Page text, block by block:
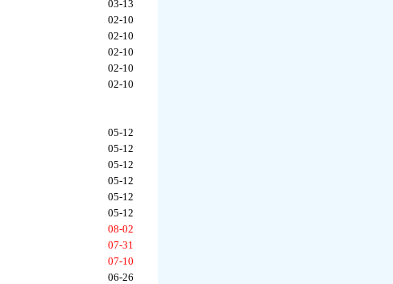
03-13
02-10
02-10
02-10
02-10
02-10
05-12
05-12
05-12
05-12
05-12
05-12
08-02
07-31
07-10
06-26